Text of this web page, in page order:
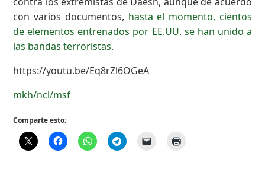
con varios documentos, hasta el momento, cientos
de elementos entrenados por EE.UU. se han unido a
las bandas terroristas.
https://youtu.be/Eq8rZl6OGeA
mkh/ncl/msf
Comparte esto: